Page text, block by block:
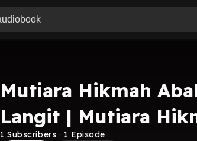
Mutiara Hikmah
Langit | Mutiara
1 Subscribers · 1 Episode